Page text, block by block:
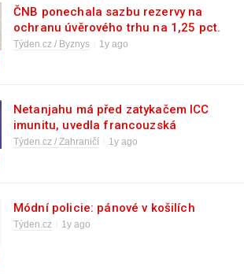
ČNB ponechala sazbu rezervy na
ochranu úvěrového trhu na 1,25 pct.
Týden.cz / Byznys 1y ago
Netanjahu má před zatykačem ICC
imunitu, uvedla francouzská
diplomacie
Týden.cz / Zahraničí 1y ago
Módní policie: pánové v košilích
Týden.cz 1y ago